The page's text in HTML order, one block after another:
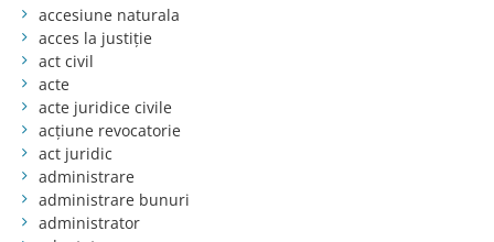
accesiune naturala
acces la justiție
act civil
acte
acte juridice civile
acțiune revocatorie
act juridic
administrare
administrare bunuri
administrator